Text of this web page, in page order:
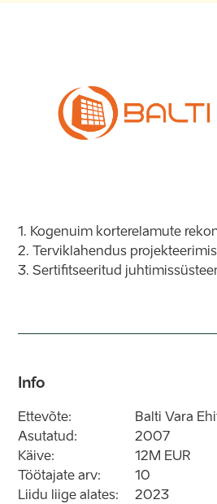
1. Kogenuim korterelamute
2. Terviklahendus
3. Sertifitseeritud
Info
Ettevõte:
Balti Vara
Asutatud:
2007
Käive:
12M EUR
Töötajate arv:
10
Liidu liige alates:
2023